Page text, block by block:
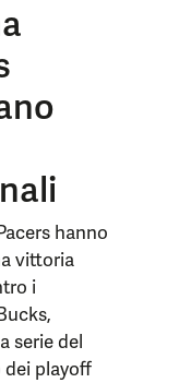
hanno
vittoria
i
serie del
playoff